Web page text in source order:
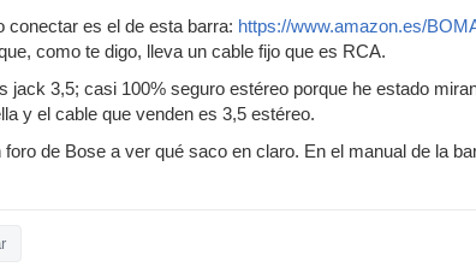
conectar es el de esta barra: https://www.amazon.es/
como te digo, lleva un cable fijo que es RCA.
jack 3,5; casi 100% seguro estéreo porque he estado
y el cable que venden es 3,5 estéreo.
foro de Bose a ver qué saco en claro. En el manual de la